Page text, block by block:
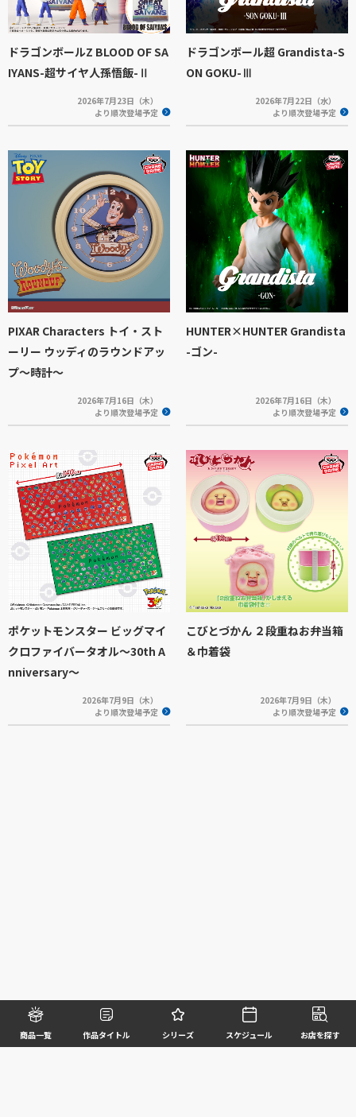
商品一覧 作品タイトル シリーズ スケジュール お店を探す
ドラゴンボールZ BLOOD OF SA
IYANS-超サイヤ人孫悟飯-Ⅱ
2026年7月23日（木）
より順次登場予定
ドラゴンボール超 Grandista-S
ON GOKU-Ⅲ
2026年7月22日（水）
より順次登場予定
PIXAR Characters トイ・スト
ーリー ウッディのラウンドアッ
プ～時計～
2026年7月16日（木）
より順次登場予定
HUNTER×HUNTER Grandista
-ゴン-
2026年7月16日（木）
より順次登場予定
ポケットモンスター ビッグマイ
クロファイバータオル～30th A
nniversary～
2026年7月9日（木）
より順次登場予定
こびとづかん ２段重ねお弁当箱
＆巾着袋
2026年7月9日（木）
より順次登場予定